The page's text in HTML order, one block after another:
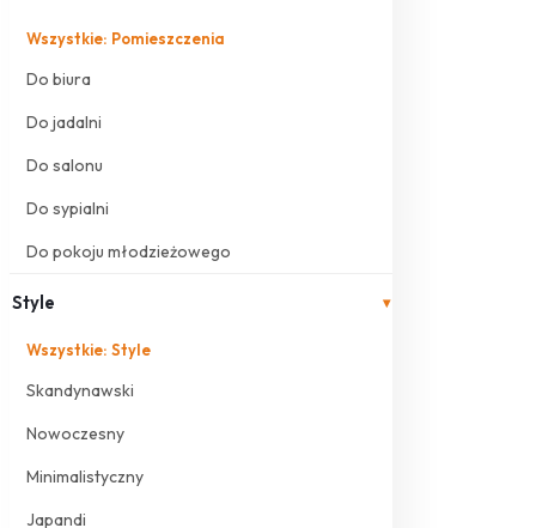
Wszystkie: Pomieszczenia
Do biura
Do jadalni
Do salonu
Do sypialni
Do pokoju młodzieżowego
Style ▾
Wszystkie: Style
Skandynawski
Nowoczesny
Minimalistyczny
Japandi